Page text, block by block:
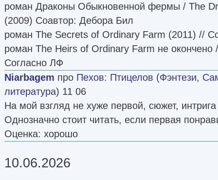
роман Драконы Обыкновенной фермы / The
(2009) Соавтор: Дебора Бил
роман The Secrets of Ordinary Farm (2011) //
роман The Heirs of Ordinary Farm не
Согласно ЛФ
Niarbagem про Пехов: Птицелов (Фэнтези,
литература) 11 06
На мой взгляд не хуже первой, сюжет, интрига
Однозначно стоит читать, если первая
Оценка: хорошо
10.06.2026